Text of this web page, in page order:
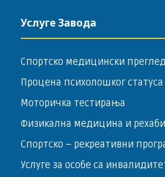
Услуге Завода
Спортско медицински
Процена психолошког статуса
Моторичка тестирања
Физикална медицина и
Спортско – ­рекреативни
Услуге за особе са